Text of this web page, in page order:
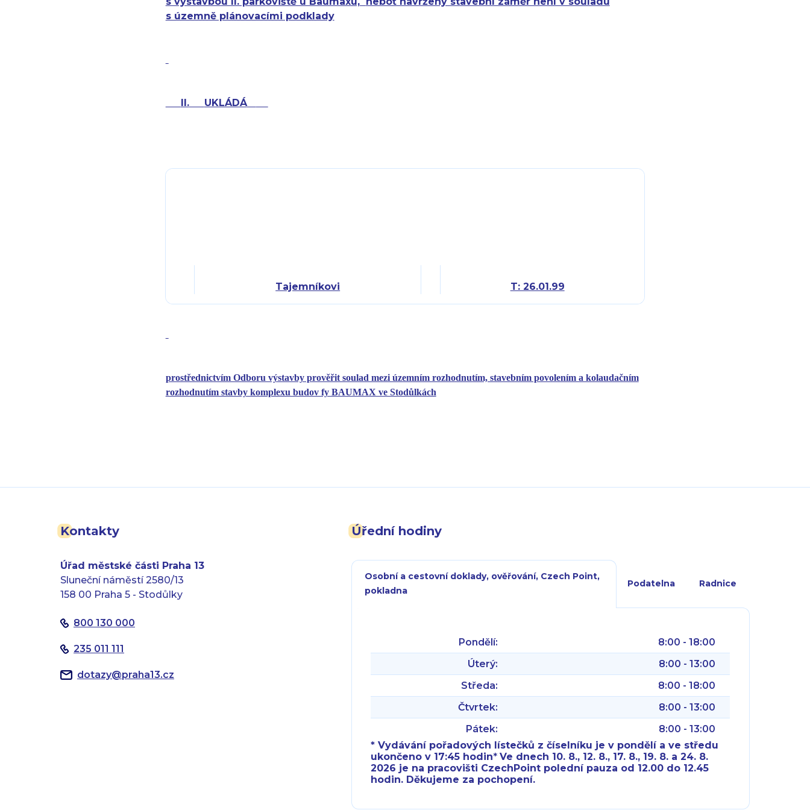
s územně plánovacími podklady
II. UKLÁDÁ
Tajemníkovi T: 26.01.99
prostřednictvím Odboru výstavby prověřit soulad mezi územním rozhodnutím, stavebním povolením a kolaudačním
rozhodnutím stavby komplexu budov fy BAUMAX ve Stodůlkách
Kontakty
Úřad městské části Praha 13
Sluneční náměstí 2580/13
158 00 Praha 5 - Stodůlky
800 130 000
235 011 111
dotazy@praha13.cz
Úřední hodiny
Osobní a cestovní doklady, ověřování, Czech Point,
pokladna
Podatelna Radnice
Pondělí:
8:00 - 18:00
Úterý:
8:00 - 13:00
Středa:
8:00 - 18:00
Čtvrtek:
8:00 - 13:00
Pátek:
8:00 - 13:00
* Vydávání pořadových lístečků z číselníku je v pondělí a ve středu
ukončeno v 17:45 hodin*Ve dnech 10. 8., 12. 8., 17. 8., 19. 8. a 24. 8.
2026 je na pracovišti CzechPoint polední pauza od 12.00 do 12.45
hodin. Děkujeme za pochopení.